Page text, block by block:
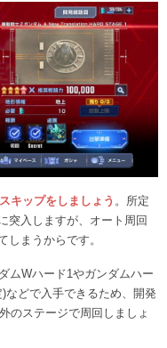
キップをしましょう 。所定
突入しますが、オート周回
しまうからです。
ムWハード1やガンダムハー
などで入手できるため、開発
のステージで周回しましょ